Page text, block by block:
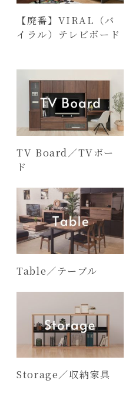
【廃番】VIRAL（バ
イラル）テレビボード
TV Board／TVボー
ド
Table／テーブル
Storage／収納家具